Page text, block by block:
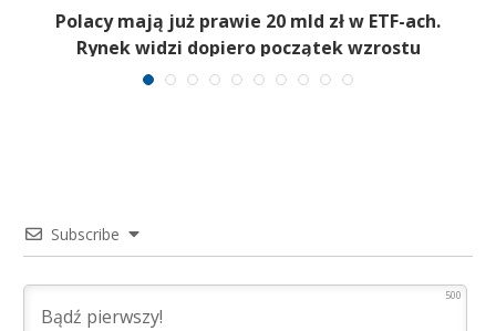
Polacy mają już prawie 20 mld zł w ETF-ach.
Rynek widzi dopiero początek wzrostu
Subscribe
500